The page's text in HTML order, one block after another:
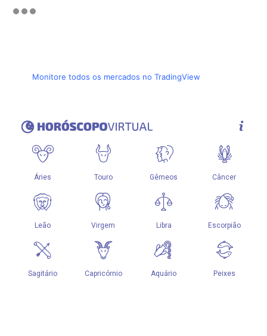
Monitore todos os mercados no TradingView